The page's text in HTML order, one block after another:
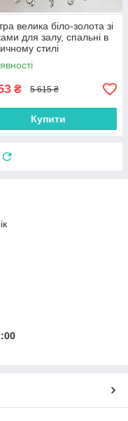
велика біло-золота зі
для залу, спальні в
стилі
₴ 5 615 ₴
Купити